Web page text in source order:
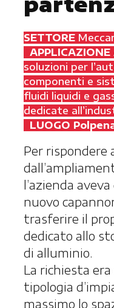
SETTORE
APPLICAZIONE
soluzioni per
componenti e
fluidi liquidi e
dedicate
LUOGO
Per rispondere
l’azienda
nuovo
trasferire il
dedicato allo
di alluminio.
La richiesta
tipologia
massimo lo